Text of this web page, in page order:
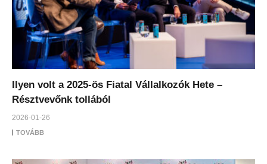
Ilyen volt a 2025-ös Fiatal Vállalkozók Hete –
Résztvevőnk tollából
2026-01-26
TOVÁBB